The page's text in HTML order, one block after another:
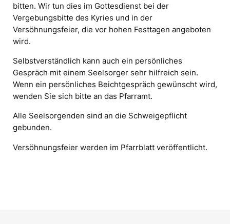
bitten. Wir tun dies im Gottesdienst bei der
Vergebungsbitte des Kyries und in der
Versöhnungsfeier, die vor hohen Festtagen angeboten
wird.
Selbstverständlich kann auch ein persönliches
Gespräch mit einem Seelsorger sehr hilfreich sein.
Wenn ein persönliches Beichtgespräch gewünscht wird,
wenden Sie sich bitte an das Pfarramt.
Alle Seelsorgenden sind an die Schweigepflicht
gebunden.
Versöhnungsfeier werden im Pfarrblatt veröffentlicht.